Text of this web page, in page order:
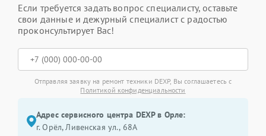
Если требуется задать вопрос специалисту, оставьте
свои данные и дежурный специалист с радостью
проконсультирует Вас!
Отправляя заявку на ремонт техники DEXP, Вы соглашаетесь с
Политикой конфиденциальности
Адрес сервисного центра DEXP в Орле:
г. Орёл, Ливенская ул., 68А